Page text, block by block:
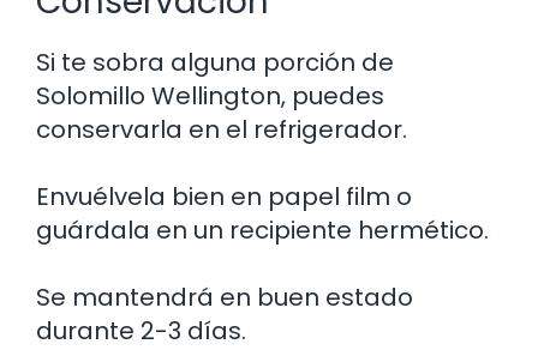
Si te sobra alguna porción de
Solomillo Wellington, puedes
conservarla en el refrigerador.
Envuélvela bien en papel film o
guárdala en un recipiente hermético.
Se mantendrá en buen estado
durante 2-3 días.